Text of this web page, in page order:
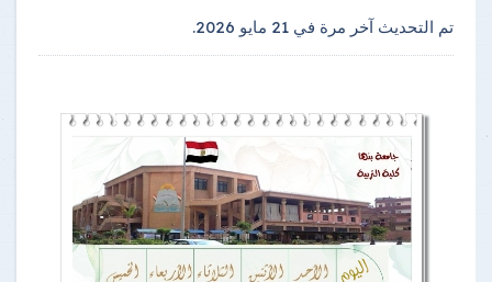
تم التحديث آخر مرة في 21 مايو 2026 .